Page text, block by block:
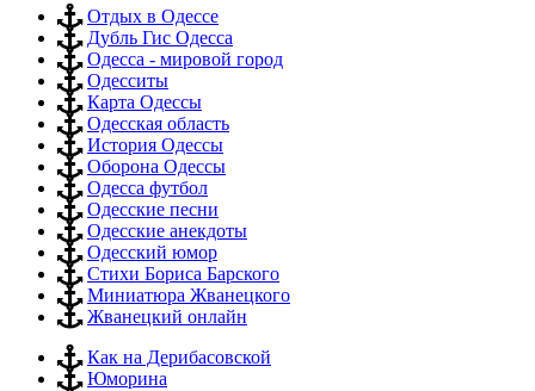
Отдых в Одессе
Дубль Гис Одесса
Одесса - мировой город
Одесситы
Карта Одессы
Одесская область
История Одессы
Оборона Одессы
Одесса футбол
Одесские песни
Одесские анекдоты
Одесский юмор
Стихи Бориса Барского
Миниатюра Жванецкого
Жванецкий онлайн
Как на Дерибасовской
Юморина